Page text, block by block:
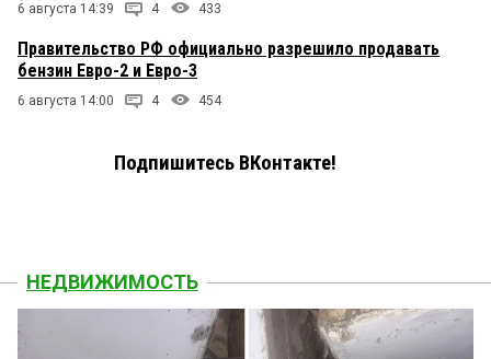
6 августа 14:39 4 433
Правительство РФ официально разрешило продавать
бензин Евро-2 и Евро-3
6 августа 14:00 4 454
Подпишитесь ВКонтакте!
НЕДВИЖИМОСТЬ